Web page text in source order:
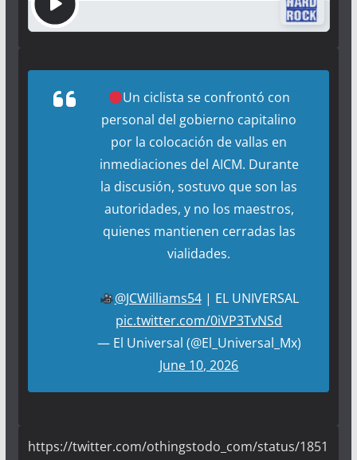
Un ciclista se confrontó con
personal del gobierno capitalino
por la colocación de vallas en
inmediaciones del AICM. Durante
la discusión, sostuvo que son las
autoridades, y no los maestros,
quienes mantienen cerradas las
vialidades.
@JCWilliams54| EL UNIVERSAL
pic.twitter.com/0iVP3TvNSd
— El Universal (@El_Universal_Mx)
June 10, 2026
https://twitter.com/othingstodo_com/status/1851